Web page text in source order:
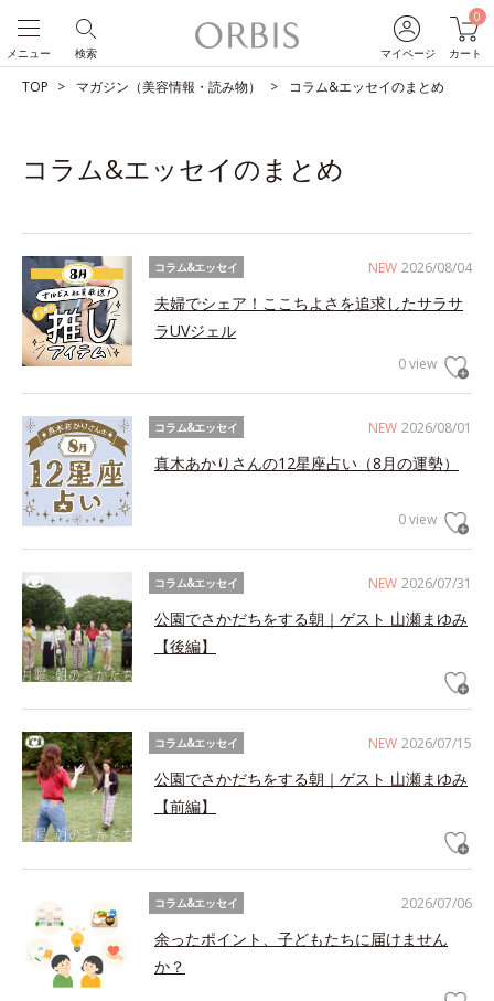
マイページ
0
カート
検索
メニュー
TOP マガジン（美容情報・読み物） コラム&エッセイのまとめ
コラム&エッセイのまとめ
NEW 2026/08/04
コラム&エッセイ
夫婦でシェア！ここちよさを追求したサラサ
ラUVジェル
0 view
NEW 2026/08/01
コラム&エッセイ
真木あかりさんの12星座占い（8月の運勢）
0 view
NEW 2026/07/31
コラム&エッセイ
公園でさかだちをする朝｜ゲスト 山瀬まゆみ
【後編】
NEW 2026/07/15
コラム&エッセイ
公園でさかだちをする朝｜ゲスト 山瀬まゆみ
【前編】
2026/07/06
コラム&エッセイ
余ったポイント、子どもたちに届けません
か？